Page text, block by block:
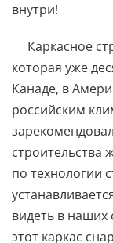
внутри!
Каркасное
которая уже
Канаде, в
российским
строительства
по технологии
видеть в наших
этот каркас